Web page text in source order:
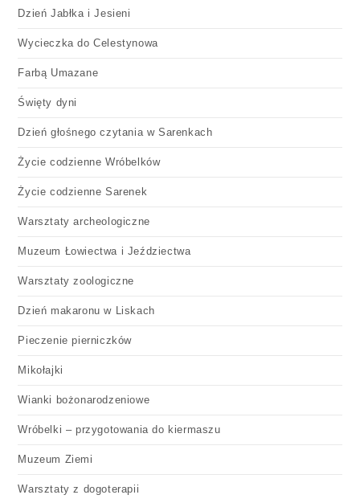
Dzień Jabłka i Jesieni
Wycieczka do Celestynowa
Farbą Umazane
Święty dyni
Dzień głośnego czytania w Sarenkach
Życie codzienne Wróbelków
Życie codzienne Sarenek
Warsztaty archeologiczne
Muzeum Łowiectwa i Jeździectwa
Warsztaty zoologiczne
Dzień makaronu w Liskach
Pieczenie pierniczków
Mikołajki
Wianki bożonarodzeniowe
Wróbelki – przygotowania do kiermaszu
Muzeum Ziemi
Warsztaty z dogoterapii